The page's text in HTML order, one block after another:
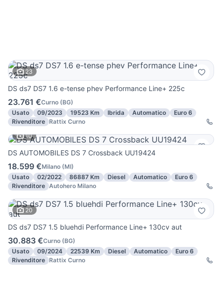
23
DS ds7 DS7 1.6 e-tense phev Performance Line+ 225c
23.761 €Curno (BG)
Usato
09/2023 19523 Km Ibrida Automatico
Euro 6
Rivenditore Rattix Curno
10
DS AUTOMOBILES DS 7 Crossback UU19424
18.599 €Milano (MI)
Usato
02/2022 86887 Km Diesel Automatico
Euro 6
Rivenditore Autohero Milano
20
DS ds7 DS7 1.5 bluehdi Performance Line+ 130cv aut
30.883 €Curno (BG)
Usato
09/2024 22539 Km Diesel Automatico
Euro 6
Rivenditore Rattix Curno